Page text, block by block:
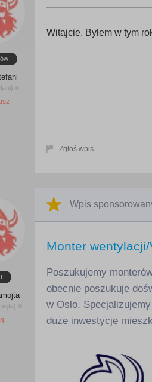
Witajcie. Byłem w tym
Zgłoś wpis
Wpis
Monter
Poszukujemy
obecnie poszukuje
w Oslo.
duże inwestycje